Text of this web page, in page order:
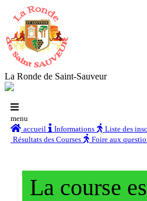
La Ronde de Saint-Sauveur
menu
accueil
Informations Liste des
Résultats des Courses
Foire aux
La course